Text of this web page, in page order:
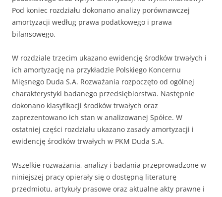
Pod koniec rozdziału dokonano analizy porównawczej
amortyzacji według prawa podatkowego i prawa
bilansowego.
W rozdziale trzecim ukazano ewidencję środków trwałych i
ich amortyzację na przykładzie Polskiego Koncernu
Mięsnego Duda S.A. Rozważania rozpoczęto od ogólnej
charakterystyki badanego przedsiębiorstwa. Następnie
dokonano klasyfikacji środków trwałych oraz
zaprezentowano ich stan w analizowanej Spółce. W
ostatniej części rozdziału ukazano zasady amortyzacji i
ewidencję środków trwałych w PKM Duda S.A.
Wszelkie rozważania, analizy i badania przeprowadzone w
niniejszej pracy opierały się o dostępną literaturę
przedmiotu, artykuły prasowe oraz aktualne akty prawne i